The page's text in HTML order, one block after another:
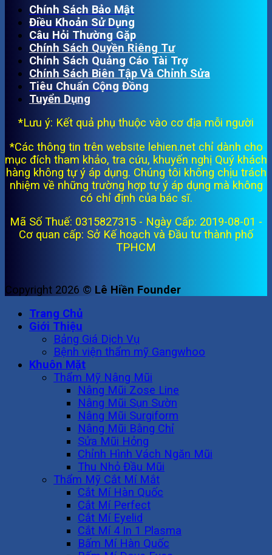
Chính Sách Bảo Mật
Điều Khoản Sử Dụng
Câu Hỏi Thường Gặp
Chính Sách Quyền Riêng Tư
Chính Sách Quảng Cáo Tài Trợ
Chính Sách Biên Tập Và Chỉnh Sửa
Tiêu Chuẩn Cộng Đồng
Tuyển Dụng
*Lưu ý: Kết quả phụ thuộc vào cơ địa mỗi người
*Các thông tin trên website lehien.net chỉ dành cho
mục đích tham khảo, tra cứu, khuyến nghị Quý khách
hàng không tự ý áp dụng. Chúng tôi không chịu trách
nhiệm về những trường hợp tự ý áp dụng mà không
có chỉ định của bác sĩ.
Mã Số Thuế: 0315827315 - Ngày Cấp: 2019-08-01 -
Cơ quan cấp: Sở Kế hoạch và Đầu tư thành phố
TPHCM
Copyright 2026 © Lê Hiền Founder
Trang Chủ
Giới Thiệu
Bảng Giá Dịch Vụ
Bệnh viện thẩm mỹ Gangwhoo
Khuôn Mặt
Thẩm Mỹ Nâng Mũi
Nâng Mũi Zose Line
Nâng Mũi Sụn Sườn
Nâng Mũi Surgiform
Nâng Mũi Bằng Chỉ
Sửa Mũi Hỏng
Chỉnh Hình Vách Ngăn Mũi
Thu Nhỏ Đầu Mũi
Thẩm Mỹ Cắt Mí Mắt
Cắt Mí Hàn Quốc
Cắt Mí Perfect
Cắt Mí Eyelid
Cắt Mí 4 In 1 Plasma
Bấm Mí Hàn Quốc